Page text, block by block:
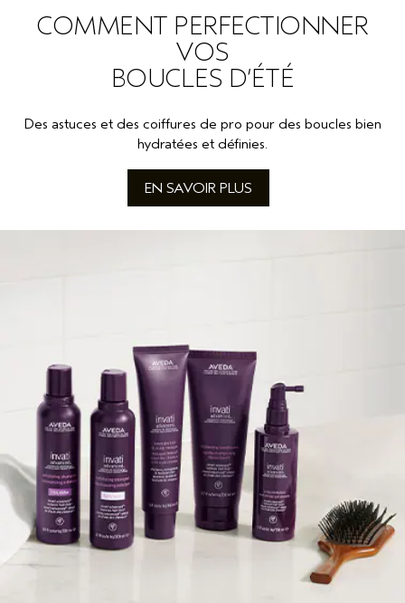
COMMENT PERFECTIONNER
VOS
BOUCLES D’ÉTÉ
Des astuces et des coiffures de pro pour des boucles bien
hydratées et définies.
EN SAVOIR PLUS